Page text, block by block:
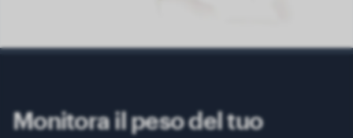
Monitora il peso del tuo